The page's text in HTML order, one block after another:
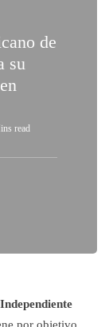
de
su
read